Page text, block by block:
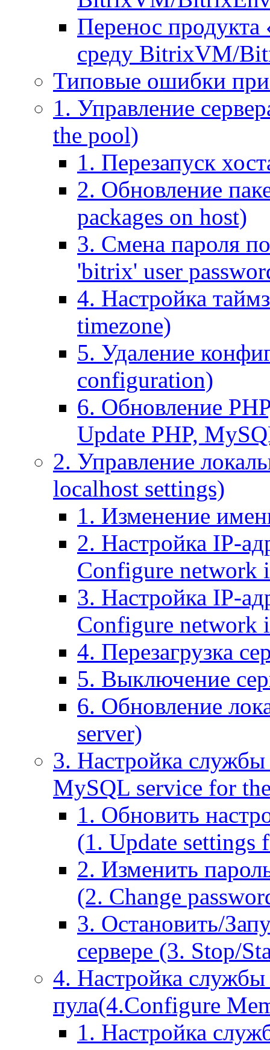
Перенос
среду BitrixVM/
Типовые ошибки при
1. Управление
the pool)
1. Перезапуск
2. Обновление
packages on host)
3. Смена пароля
'bitrix' user
4. Настройка
timezone)
5. Удаление
configuration)
6. Обновление
Update PHP,
2. Управление
localhost settings)
1. Изменение
2. Настройка IP-
Configure network
3. Настройка IP-
Configure network
4. Перезагрузка
5. Выключение
6. Обновление
server)
3. Настройка
MySQL service for
1. Обновить
(1. Update settings
2. Изменить
(2. Change
3. Остановить/
сервере (3. Stop/
4. Настройка
пула(4.Configure
1. Настройка